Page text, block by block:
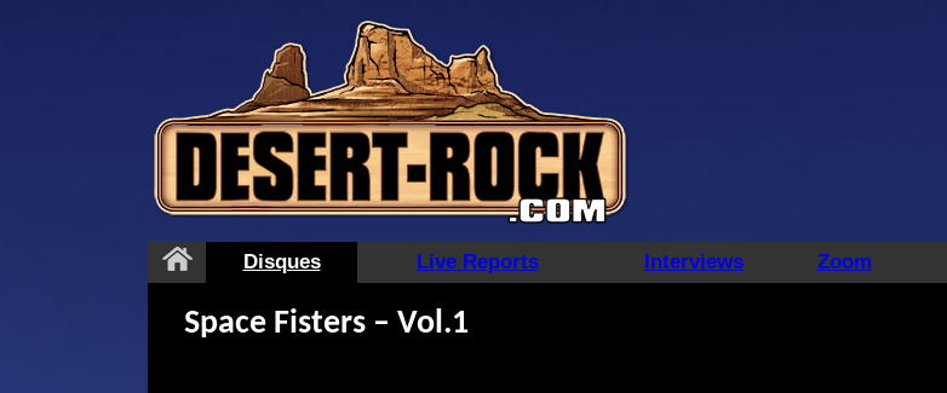
Disques Live Reports Interviews Zoom
Space Fisters – Vol.1